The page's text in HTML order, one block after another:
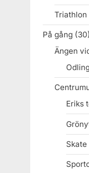
Triathlon
På gång (30)
Ängen
Eriks
Skate